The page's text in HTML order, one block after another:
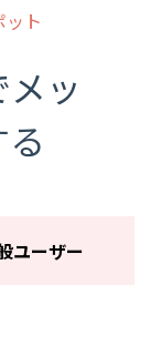
ット
ッ
ユーザー